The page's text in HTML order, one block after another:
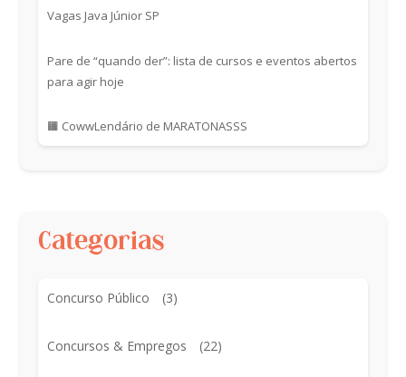
Vagas Java Júnior SP
Pare de “quando der”: lista de cursos e eventos abertos
para agir hoje
🟧 CowwLendário de MARATONASSS
Categorias
Concurso Público (3)
Concursos & Empregos (22)